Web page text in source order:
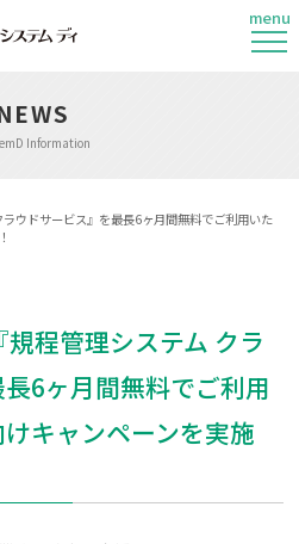
menu
Information
ウドサービス』を最長6ヶ月間無料でご利用いた
程管理システム クラ
6ヶ月間無料でご利用
キャンペーンを実施